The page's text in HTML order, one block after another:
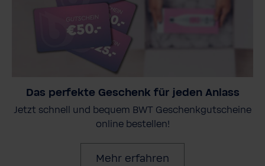
Das perfekte Geschenk für jeden Anlass
Jetzt schnell und bequem BWT Geschenkgutscheine
online bestellen!
Mehr erfahren